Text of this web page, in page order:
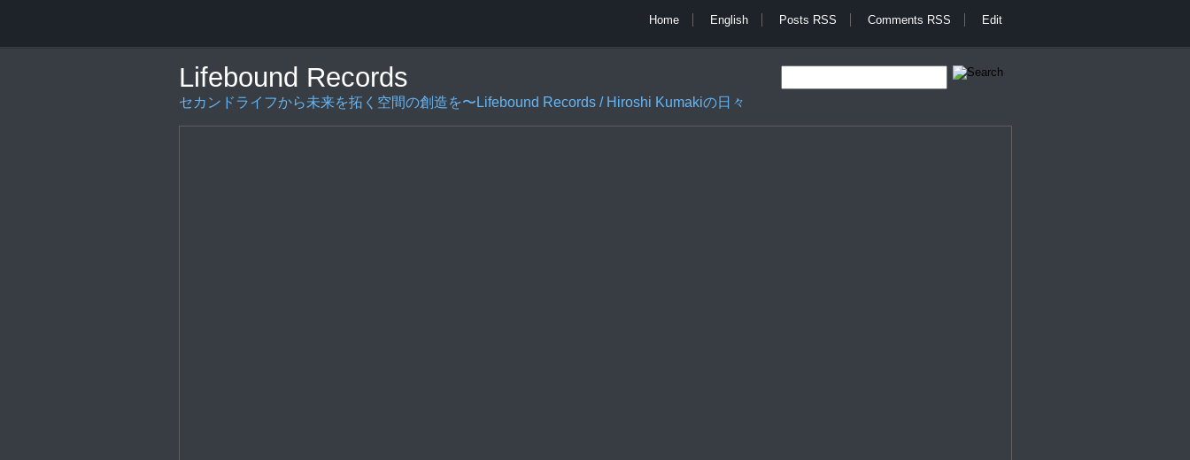
Home English Posts RSS Comments RSS Edit
Lifebound Records
セカンドライフから未来を拓く空間の創造を〜Lifebound Records / Hiroshi Kumakiの日々